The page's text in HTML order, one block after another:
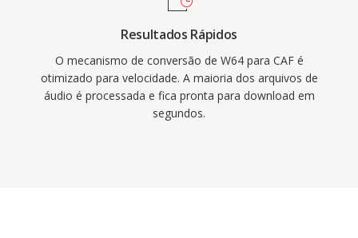
Resultados Rápidos
O mecanismo de conversão de W64 para CAF é
otimizado para velocidade. A maioria dos arquivos de
áudio é processada e fica pronta para download em
segundos.